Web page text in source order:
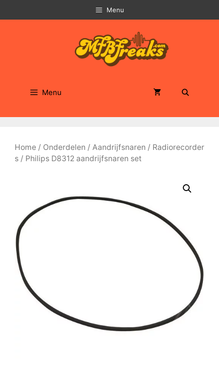
naar
Menu
Menu
Home / Onderdelen / Aandrijfsnaren / Radiorecorder
s / Philips D8312 aandrijfsnaren set